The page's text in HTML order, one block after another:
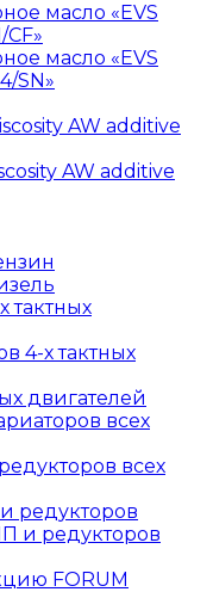
масло «EVS
масло «EVS
SN»
AW additive
AW additive
4-х тактных
двигателей
всех
всех
и редукторов
FORUM